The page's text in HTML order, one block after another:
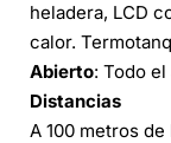
heladera, LCD
calor.
Abierto: Todo el
Distancias
A 100 metros